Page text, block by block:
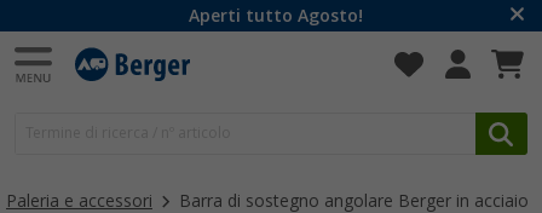
Aperti tutto Agosto!
Paleria e accessori
Barra di sostegno angolare Berger in acciaio